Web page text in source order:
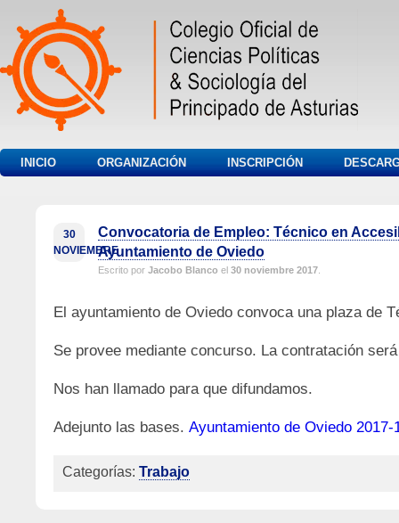
INICIO ORGANIZACIÓN INSCRIPCIÓN
30
NOVIEMBRE
Convocatoria de Empleo: Técnico en
Ayuntamiento de Oviedo
Escrito por Jacobo Blanco el 30 noviembre 2017
El ayuntamiento de Oviedo convoca una plaza de
Se provee mediante concurso. La contratación
Nos han llamado para que difundamos.
Adejunto las bases. Ayuntamiento de Oviedo 2017-
Categorías: Trabajo